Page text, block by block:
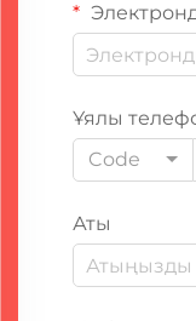
Ұялы
Code
Аты